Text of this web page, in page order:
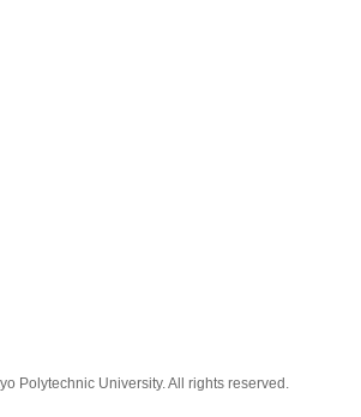
Polytechnic University. All rights reserved.